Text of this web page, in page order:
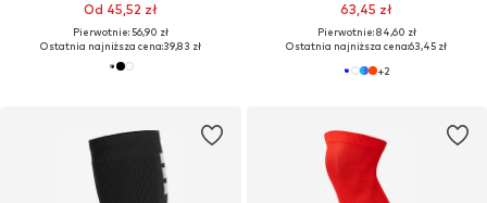
Od 45,52 zł
Pierwotnie: 56,90 zł
Ostatnia najniższa cena:39,83 zł
63,45 zł
Pierwotnie: 84,60 zł
Ostatnia najniższa cena:63,45 zł
+2